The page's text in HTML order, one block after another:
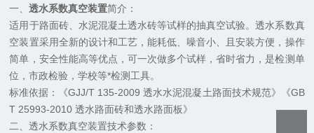
一、透水系数真空装置简介：
适用于路面砖、水泥混凝土透水砖等试样的抽真空试验。透水系数真
空装置采用全新的设计和工艺，能耗低、噪音小、且安装方便，操作
简单，安全性能高等优点，可一次做多个试样，省时省力，是检测单
位，市政检验，学校等*检测工具。
标准依据：《GJJ/T 135-2009 透水水泥混凝土路面技术规范》《GB
T 25993-2010 透水路面砖和透水路面板》
二、透水系数真空装置技术参数：